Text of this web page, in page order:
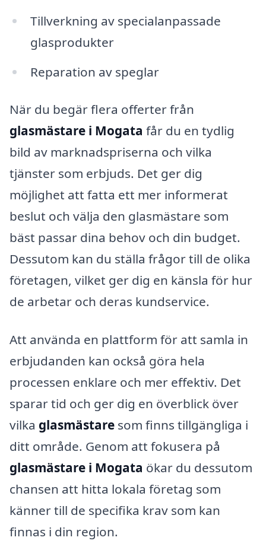
Tillverkning av specialanpassade
glasprodukter
Reparation av speglar
När du begär flera offerter från
glasmästare i Mogata får du en tydlig
bild av marknadspriserna och vilka
tjänster som erbjuds. Det ger dig
möjlighet att fatta ett mer informerat
beslut och välja den glasmästare som
bäst passar dina behov och din budget.
Dessutom kan du ställa frågor till de olika
företagen, vilket ger dig en känsla för hur
de arbetar och deras kundservice.
Att använda en plattform för att samla in
erbjudanden kan också göra hela
processen enklare och mer effektiv. Det
sparar tid och ger dig en överblick över
vilka glasmästare som finns tillgängliga i
ditt område. Genom att fokusera på
glasmästare i Mogata ökar du dessutom
chansen att hitta lokala företag som
känner till de specifika krav som kan
finnas i din region.